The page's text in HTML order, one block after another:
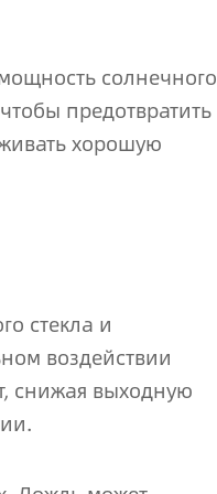
солнечного
предотвратить
хорошую
стекла и
воздействии
снижая выходную